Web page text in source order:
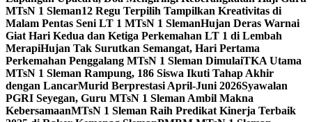
MTsN 1 Sleman12 Regu Terpilih Tampilkan Kreativitas di
Malam Pentas Seni LT 1 MTsN 1 SlemanHujan Deras Warnai
Giat Hari Kedua dan Ketiga Perkemahan LT 1 di Lembah
MerapiHujan Tak Surutkan Semangat, Hari Pertama
Perkemahan Penggalang MTsN 1 Sleman DimulaiTKA Utama
MTsN 1 Sleman Rampung, 186 Siswa Ikuti Tahap Akhir
dengan LancarMurid Berprestasi April-Juni 2026Syawalan
PGRI Seyegan, Guru MTsN 1 Sleman Ambil Makna
KebersamaanMTsN 1 Sleman Raih Predikat Kinerja Terbaik